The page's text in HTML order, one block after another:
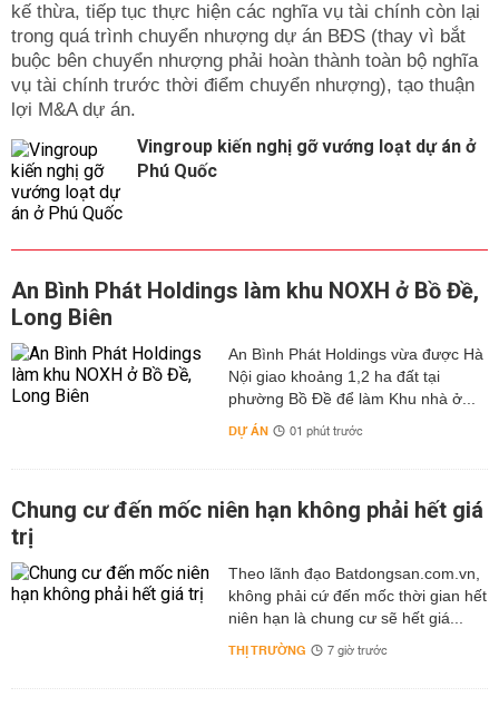
kế thừa, tiếp tục thực hiện các nghĩa vụ tài chính còn lại
trong quá trình chuyển nhượng dự án BĐS (thay vì bắt
buộc bên chuyển nhượng phải hoàn thành toàn bộ nghĩa
vụ tài chính trước thời điểm chuyển nhượng), tạo thuận
lợi M&A dự án.
Vingroup kiến nghị gỡ vướng loạt dự án ở
Phú Quốc
An Bình Phát Holdings làm khu NOXH ở Bồ Đề,
Long Biên
An Bình Phát Holdings vừa được Hà
Nội giao khoảng 1,2 ha đất tại
phường Bồ Đề để làm Khu nhà ở...
DỰ ÁN 01 phút trước
Chung cư đến mốc niên hạn không phải hết giá
trị
Theo lãnh đạo Batdongsan.com.vn,
không phải cứ đến mốc thời gian hết
niên hạn là chung cư sẽ hết giá...
THỊ TRƯỜNG 7 giờ trước